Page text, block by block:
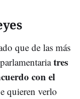
que de las más
tres
con el
quieren verlo